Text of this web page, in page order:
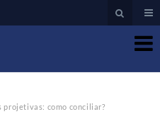
projetivas: como conciliar?